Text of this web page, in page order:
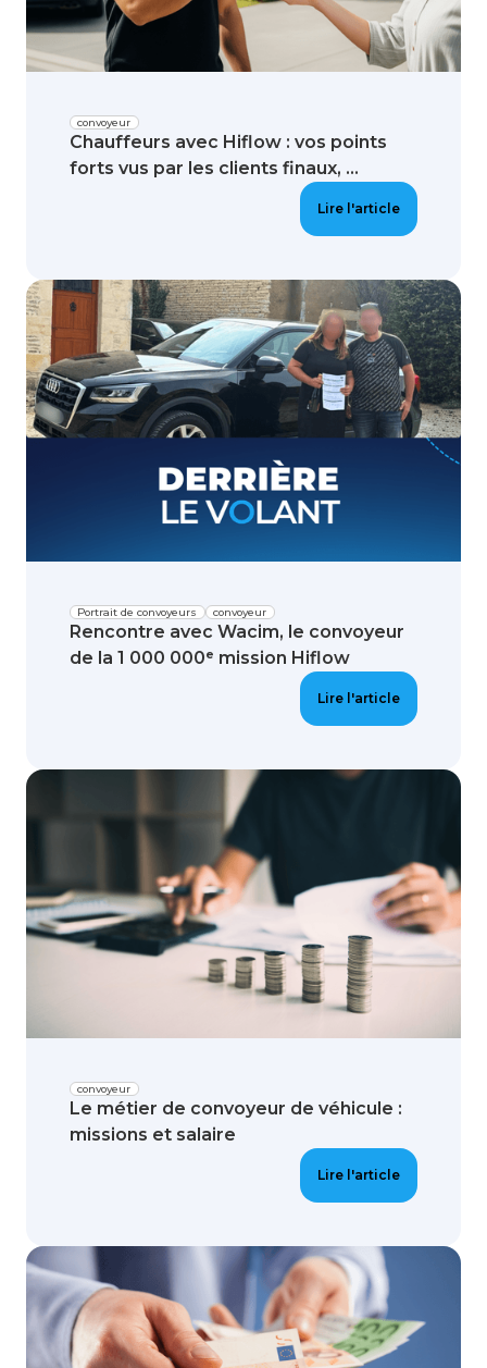
convoyeur
Chauffeurs avec Hiflow : vos points
forts vus par les clients finaux, ...
Lire l'article
convoyeur
Portrait de convoyeurs
Rencontre avec Wacim, le convoyeur
de la 1 000 000ᵉ mission Hiflow
Lire l'article
convoyeur
Le métier de convoyeur de véhicule :
missions et salaire
Lire l'article